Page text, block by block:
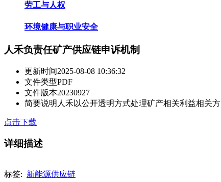
劳工与人权
环境健康与职业安全
人禾负责任矿产供应链申诉机制
更新时间2025-08-08 10:36:32
文件类型PDF
文件版本20230927
简要说明 人禾以公开透明方式处理矿产相关利益相关
点击下载
详细描述
标签: 新能源供应链